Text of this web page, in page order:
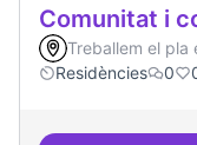
Comunitat i
Treballem el pla
Residències
0